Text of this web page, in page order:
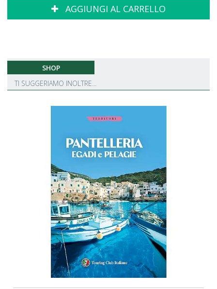
AGGIUNGI AL CARRELLO
SHOP
TI SUGGERIAMO INOLTRE...